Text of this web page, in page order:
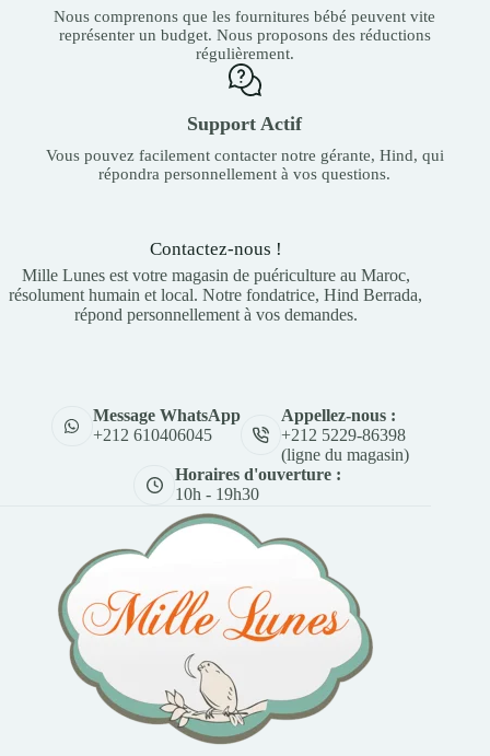
Nous comprenons que les fournitures bébé peuvent vite
représenter un budget. Nous proposons des réductions
régulièrement.
Support Actif
Vous pouvez facilement contacter notre gérante, Hind, qui
répondra personnellement à vos questions.
Contactez-nous !
Mille Lunes est votre magasin de puériculture au Maroc,
résolument humain et local. Notre fondatrice, Hind Berrada,
répond personnellement à vos demandes.
Message WhatsApp
+212 610406045
Appellez-nous :
+212 5229-86398
(ligne du magasin)
Horaires d'ouverture :
10h - 19h30